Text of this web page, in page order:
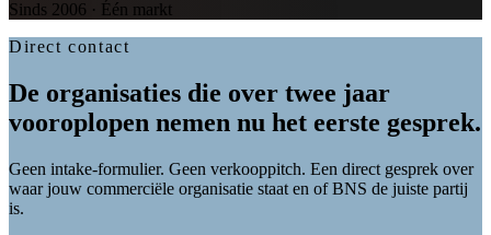
Sinds 2006 · Één markt
Direct contact
De organisaties die over twee jaar
vooroplopen nemen nu het eerste gesprek.
Geen intake-formulier. Geen verkooppitch. Een direct gesprek over
waar jouw commerciële organisatie staat en of BNS de juiste partij
is.